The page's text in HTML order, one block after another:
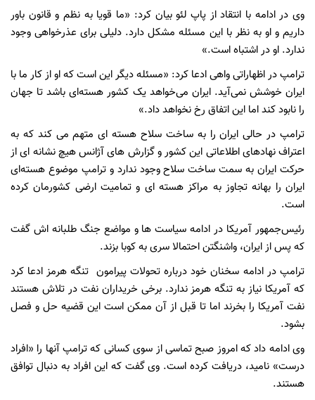
وی در ادامه با انتقاد از پاپ لئو بیان کرد: «ما قویا به نظم و قانون باور
داریم و او به نظر با این مسئله مشکل دارد. دلیلی برای عذرخواهی وجود
ندارد.‌ او در اشتباه است.»
ترامپ در اظهاراتی واهی ادعا کرد: «مسئله دیگر این است که او از کار ما با
ایران خوشش نمی‌آید. ایران می‌خواهد یک کشور هسته‌ای باشد تا جهان
را نابود کند اما این اتفاق رخ نخواهد داد.»
ترامپ در حالی ایران را به ساخت سلاح هسته ای متهم می کند که به
اعتراف نهادهای اطلاعاتی این کشور و گزارش های آژانس هیچ نشانه ای از
حرکت ایران به سمت ساخت سلاح وجود ندارد و ترامپ موضوع هسته‌ای
ایران را بهانه تجاوز به مراکز هسته ای و تمامیت ارضی کشورمان کرده
است.
رئیس‌جمهور آمریکا در ادامه سیاست ها و مواضع جنگ طلبانه اش گفت
که پس از ایران، واشنگتن احتمالا سری به کوبا بزند.
ترامپ در ادامه سخنان خود درباره تحولات پیرامون تنگه هرمز ادعا کرد
که آمریکا نیاز به تنگه هرمز ندارد. برخی خریداران نفت در تلاش هستند
نفت آمریکا را بخرند اما تا قبل از آن ممکن است این قضیه حل و فصل
بشود.
وی ادامه داد که امروز صبح تماسی از سوی کسانی که ترامپ آنها را «افراد
درست» نامید، دریافت کرده است. وی گفت که این افراد به دنبال توافق
هستند.